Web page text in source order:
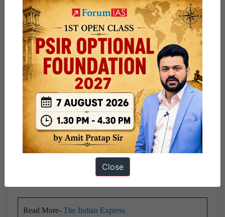
ऐसी कार्रवाइयों से सक्रिय रूप से बचना चाहिए जोस्थिति को बढ़ा
सकती हैं,
जैसे कि यथास्थिति को बदलने के लिए एकतरफा
प्रयास, और आपसी सम्मान और समझ के माहौल को बढ़ावा देने की
दिशा में काम करना चाहिए।
विरासत के मुद्दों को हल करें (Resolve legacy issues)-
अनसुलझे सीमा दावों सहित विरासत के मुद्दों
को LAC वार्ता में
भविष्य के कदम के रूप में संबोधित किया जाना चाहिए। इससे सीमा
विवाद का व्यापक समाधान सुनिश्चित होगा।
संतुलित विघटन (Balanced disengagement )-भविष्य के
विघटन का लक्ष्य संतुलन होना चाहिए, यह सुनिश्चित करना चाहिए
किबफर ज़ोन के निर्माण में कोई भी पक्ष अनुपातहीन रूप से क्षेत्र न
। यह संतुलन बनाए रखने और दीर्घकालिक शांतिपूर्ण समाधान
Read More- The Indian Express
Close